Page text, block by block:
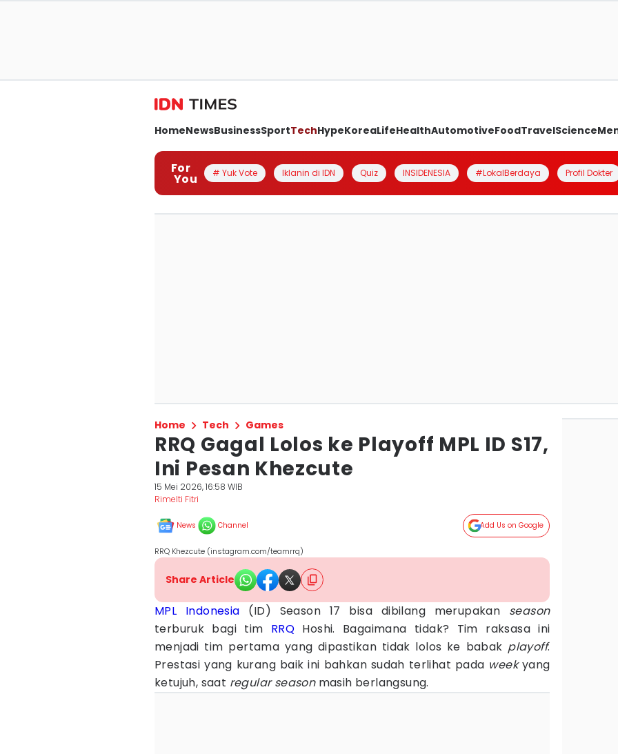
HomeNewsBusinessSportTechHypeKoreaLifeHealthAutomotiveFoodTravelScience
For
You # Yuk Vote Iklanin di IDN Quiz INSIDENESIA #LokalBerdaya Profil Dokter
Home Tech Games
RRQ Gagal Lolos ke Playoff MPL ID S17,
Ini Pesan Khezcute
15 Mei 2026, 16:58 WIB
Rimelti Fitri
News Channel Add Us on Google
RRQ Khezcute (instagram.com/teamrrq)
Share Article
MPL Indonesia (ID) Season 17 bisa dibilang merupakan season
terburuk bagi tim RRQ Hoshi. Bagaimana tidak? Tim raksasa ini
menjadi tim pertama yang dipastikan tidak lolos ke babak playoff.
Prestasi yang kurang baik ini bahkan sudah terlihat pada weekyang
ketujuh, saat regular seasonmasih berlangsung.